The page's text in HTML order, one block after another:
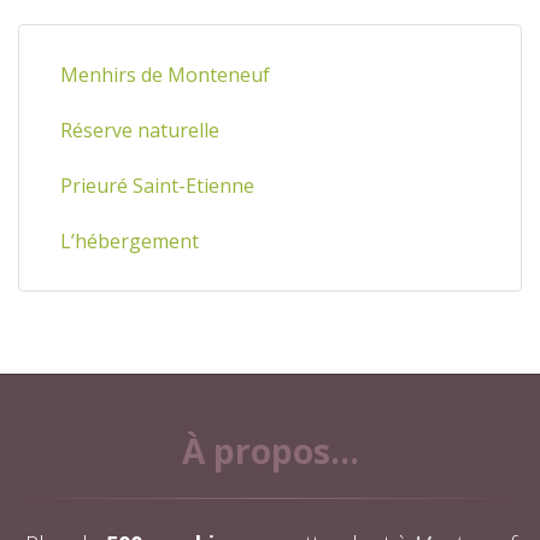
Menhirs de Monteneuf
Réserve naturelle
Prieuré Saint-Etienne
L’hébergement
À propos...